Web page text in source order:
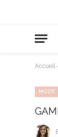
Accueil
MODE